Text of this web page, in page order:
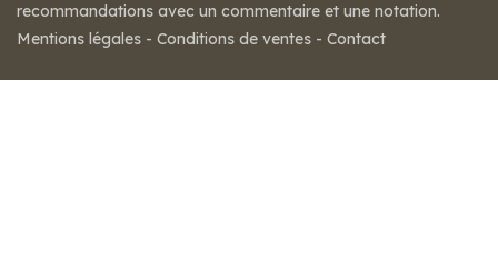
recommandations avec un commentaire et une notation.
Mentions légales - Conditions de ventes - Contact